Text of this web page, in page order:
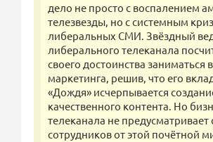
дело не просто с воспалением
телезвезды, но с системным
либеральных СМИ. Звёздный
либерального телеканала
своего достоинства заниматься
маркетинга, решив, что его
«Дождя» исчерпывается
качественного контента. Но
телеканала не
сотрудников от этой почётной